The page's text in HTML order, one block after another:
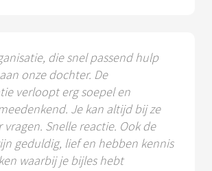
die snel passend hulp
onze dochter. De
verloopt erg soepel en
Je kan altijd bij ze
Snelle reactie. Ook de
geduldig, lief en hebben kennis
waarbij je bijles hebt